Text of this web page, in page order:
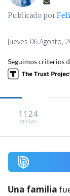
Publicado por
Jueves 06 Agosto,
Seguimos criterios
1124
visitas
Una familia